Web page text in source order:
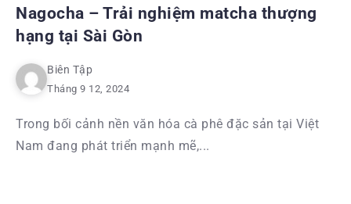
Nagocha – Trải nghiệm matcha thượng
hạng tại Sài Gòn
Biên Tập
Tháng 9 12, 2024
Trong bối cảnh nền văn hóa cà phê đặc sản tại Việt
Nam đang phát triển mạnh mẽ,...